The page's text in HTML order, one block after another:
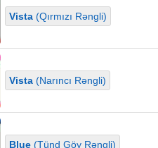
Vista(Qırmızı Rəngli)
Vista(Narıncı Rəngli)
Blue(Tünd Göy Rəngli)